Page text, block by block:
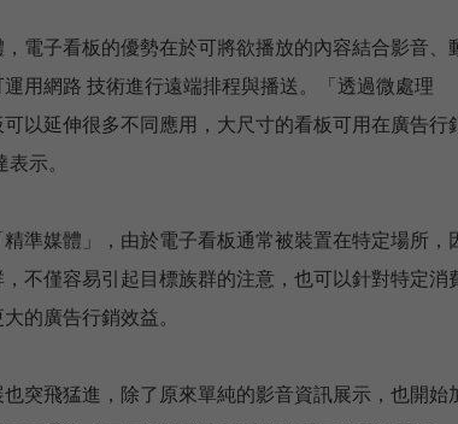
電子看板的優勢在於可將欲播放的內容結合影音、
用網路 技術進行遠端排程與播送。「透過微處理
以延伸很多不同應用，大尺寸的看板可用在廣告行
示。
準媒體」，由於電子看板通常被裝置在特定場所，
不僅容易引起目標族群的注意，也可以針對特定消
的廣告行銷效益。
突飛猛進，除了原來單純的影音資訊展示，也開始